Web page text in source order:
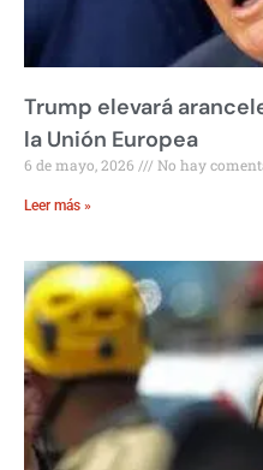
Trump elevará
la Unión Europea
6 de mayo, 2026 No hay
Leer más »